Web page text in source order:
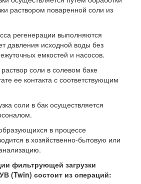
раствором поваренной соли из
регенерации выполняются
давления исходной воды без
емкостей и насосов.
соли в солевом баке
ее контакта с соответствующим
соли в бак осуществляется
в процессе
в хозяйственно-бытовую или
фильтрующей загрузки
(Twin) состоит из операций: